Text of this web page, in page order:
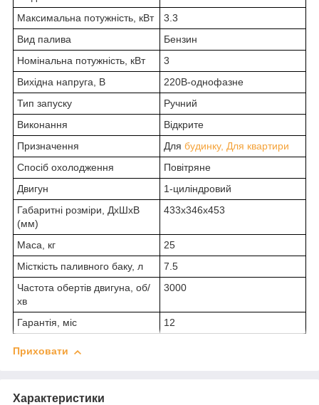
Максимальна потужність, кВт
3.3
Вид палива
Бензин
Номінальна потужність, кВт
3
Вихідна напруга, В
220В-однофазне
Тип запуску
Ручний
Виконання
Відкрите
Призначення
Для будинку, Для квартири
Спосіб охолодження
Повітряне
Двигун
1-циліндровий
Габаритні розміри, ДхШхВ
(мм)
433x346x453
Маса, кг
25
Місткість паливного баку, л
7.5
Частота обертів двигуна, об/
хв
3000
Гарантія, міс 12
Приховати
Характеристики